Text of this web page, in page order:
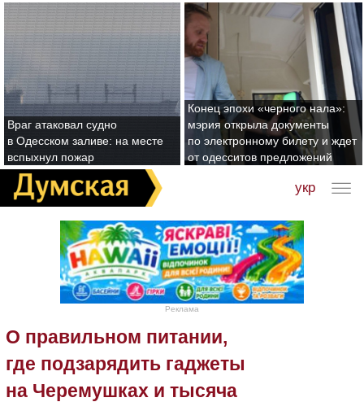
Враг атаковал судно
в Одесском заливе: на месте
вспыхнул пожар
Конец эпохи «черного нала»:
мэрия открыла документы
по электронному билету и ждет
от одесситов предложений
укр
Реклама
О правильном питании,
где подзарядить гаджеты
на Черемушках и тысяча